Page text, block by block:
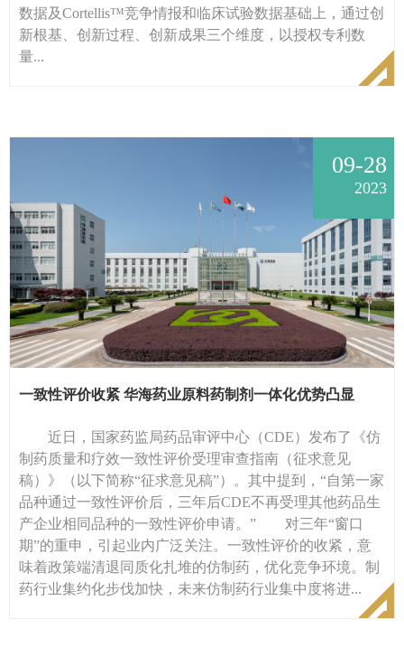
数据及Cortellis™竞争情报和临床试验数据基础上，通过创
新根基、创新过程、创新成果三个维度，以授权专利数
量...
09-28
2023
一致性评价收紧 华海药业原料药制剂一体化优势凸显
近日，国家药监局药品审评中心（CDE）发布了《仿
制药质量和疗效一致性评价受理审查指南（征求意见
稿）》（以下简称“征求意见稿”）。其中提到，“自第一家
品种通过一致性评价后，三年后CDE不再受理其他药品生
产企业相同品种的一致性评价申请。” 对三年“窗口
期”的重申，引起业内广泛关注。一致性评价的收紧，意
味着政策端清退同质化扎堆的仿制药，优化竞争环境。制
药行业集约化步伐加快，未来仿制药行业集中度将进...